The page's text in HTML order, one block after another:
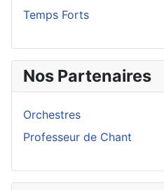
Temps Forts
Nos Partenaires
Orchestres
Professeur de Chant